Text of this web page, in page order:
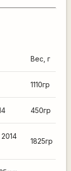
Вес, г
1110гр
450гр
1825гр